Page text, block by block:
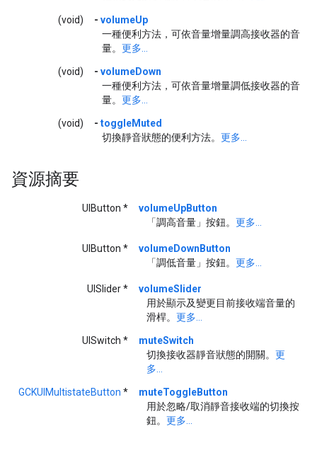
(void) - volumeUp
一種便利方法，可依音量增量調高接收器的音
量。 更多...
(void) - volumeDown
一種便利方法，可依音量增量調低接收器的音
量。 更多...
(void) - toggleMuted
切換靜音狀態的便利方法。 更多...
資源摘要
UIButton *
volumeUpButton
「調高音量」按鈕。 更多...
UIButton *
volumeDownButton
「調低音量」按鈕。 更多...
UISlider *
volumeSlider
用於顯示及變更目前接收端音量的
滑桿。 更多...
UISwitch *
muteSwitch
切換接收器靜音狀態的開關。 更
多...
GCKUIMultistateButton *
muteToggleButton
用於忽略/取消靜音接收端的切換按
鈕。 更多...